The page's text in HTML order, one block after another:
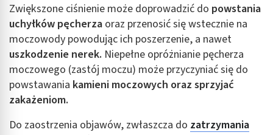
Zwiększone ciśnienie może doprowadzić do powstania
uchyłków pęcherza oraz przenosić się wstecznie na
moczowody powodując ich poszerzenie, a nawet
uszkodzenie nerek. Niepełne opróżnianie pęcherza
moczowego (zastój moczu) może przyczyniać się do
powstawania kamieni moczowych oraz sprzyjać
zakażeniom.
Do zaostrzenia objawów, zwłaszcza do zatrzymania